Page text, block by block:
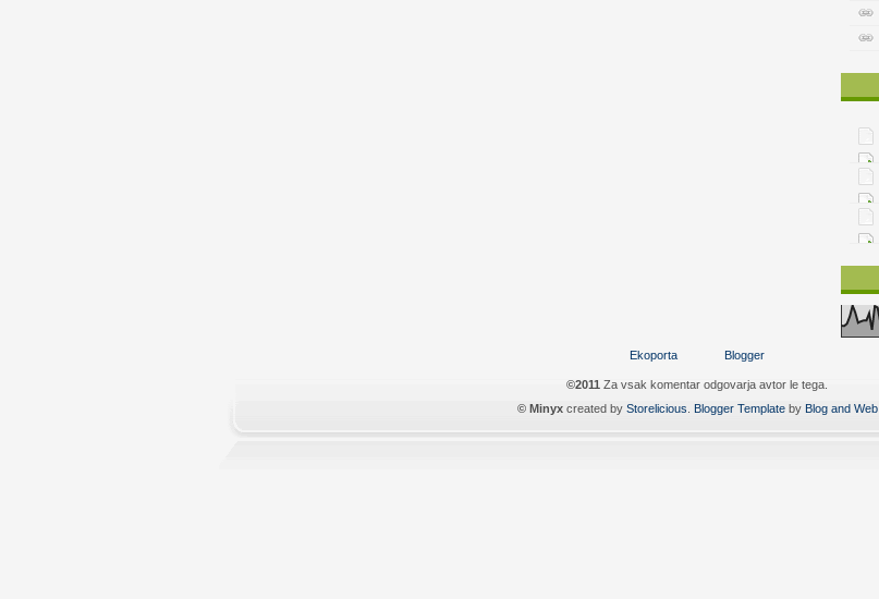
Ekoporta Blogger
©2011 Za vsak komentar odgovarja avtor le tega.
© Minyxcreated by Storelicious Blogger Templateby Blog and Web